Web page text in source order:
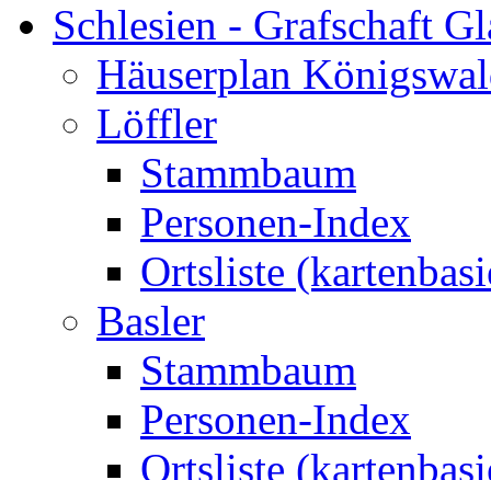
Schlesien - Grafschaft
Häuserplan
Löffler
Stammbaum
Personen-Index
Ortsliste
Basler
Stammbaum
Personen-Index
Ortsliste